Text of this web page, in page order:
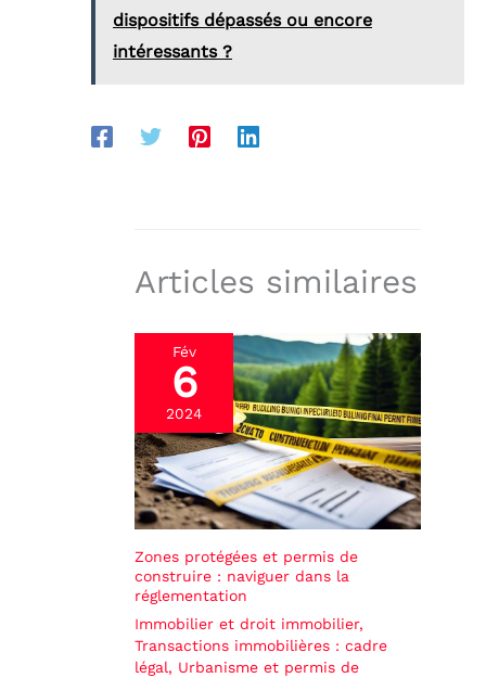
dispositifs dépassés ou encore
intéressants ?
Articles similaires
Fév
6
2024
Zones protégées et permis de
construire : naviguer dans la
réglementation
Immobilier et droit immobilier,
Transactions immobilières : cadre
légal, Urbanisme et permis de